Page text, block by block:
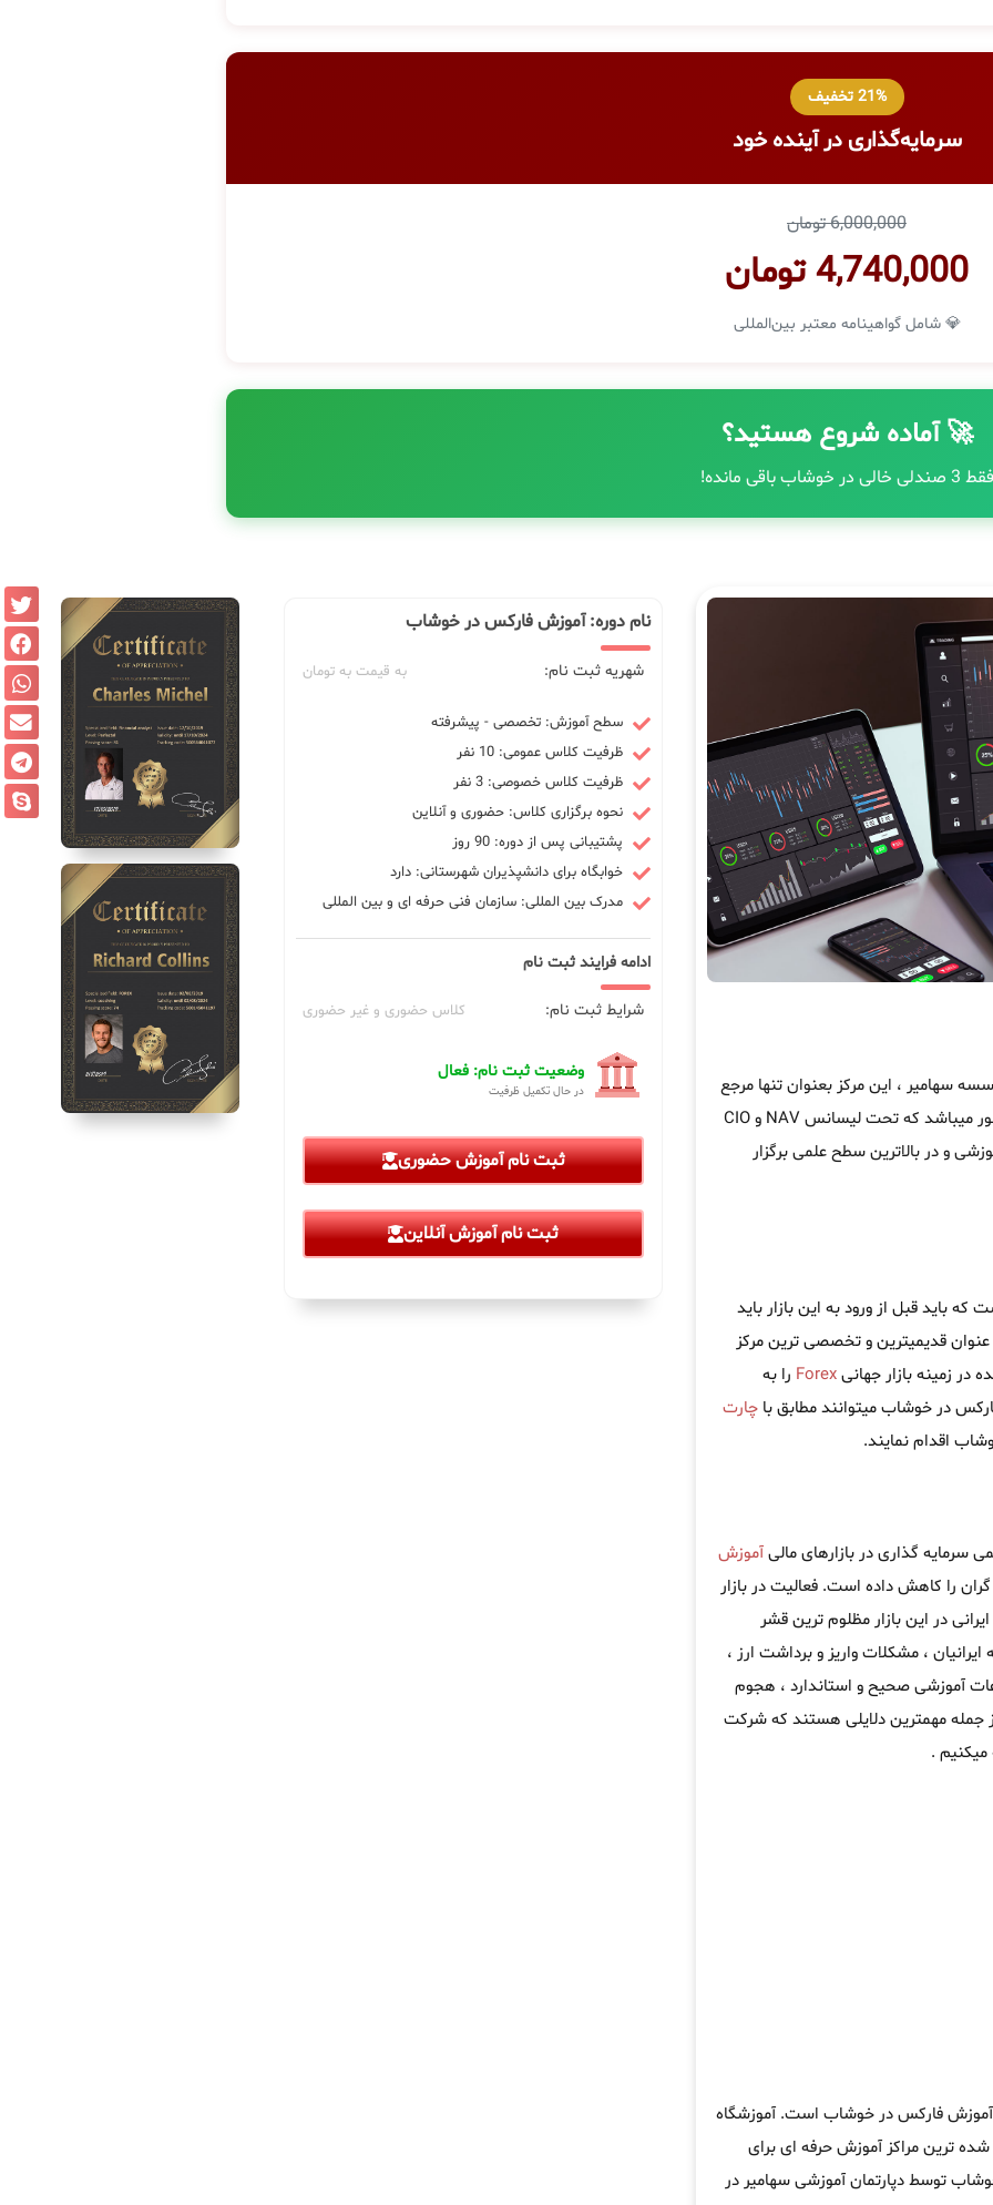
21% تخفیف
سرمایه‌گذاری در آینده خود
6,000,000 تومان
4,740,000 تومان
💎 شامل گواهینامه معتبر بین‌المللی
🚀 آماده شروع هستید؟
فقط 3 صندلی خالی در خوشاب باقی مانده!
، این مرکز بعنوان تنها مرجع
در کشور میباشد که تحت لیسانس NAV و CIO
و در بالاترین سطح علمی برگزار
باید قبل از ورود به این بازار باید
عنوان قدیمیترین و تخصصی ترین مرکز
زمینه بازار جهانیForex را به
در خوشاب میتوانند مطابق با چارت
اقدام نمایند.
سرمایه گذاری در بازارهای مالیآموزش
را کاهش داده است. فعالیت در بازار
در این بازار مظلوم ترین قشر
ایرانیان ، مشکلات واریز و برداشت ارز ،
آموزشی صحیح و استاندارد ، هجوم
جمله مهمترین دلایلی هستند که شرکت
.
آموزش فارکس در خوشاب است. آموزشگاه
ترین مراکز آموزش حرفه ای برای
توسط دپارتمان آموزشی سهامیر در
نام دوره: آموزش فارکس در خوشاب
شهریه ثبت نام: به قیمت به تومان
سطح آموزش: تخصصی - پیشرفته
ظرفیت کلاس عمومی: 10 نفر
ظرفیت کلاس خصوصی: 3 نفر
نحوه برگزاری کلاس: حضوری و آنلاین
پشتیبانی پس از دوره: 90 روز
خوابگاه برای دانشپذیران شهرستانی: دارد
مدرک بین المللی: سازمان فنی حرفه ای و بین المللی
ادامه فرایند ثبت نام
شرایط ثبت نام: کلاس حضوری و غیر حضوری
وضعیت ثبت نام: فعال
در حال تکمیل ظرفیت
ثبت نام آموزش حضوری
ثبت نام آموزش آنلاین